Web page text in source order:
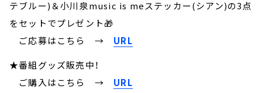
テブルー)＆小川泉music is meステッカー(シアン)の3点
をセットでプレゼント🎁
ご応募はこちら →
URL
★番組グッズ販売中！
ご購入はこちら → URL